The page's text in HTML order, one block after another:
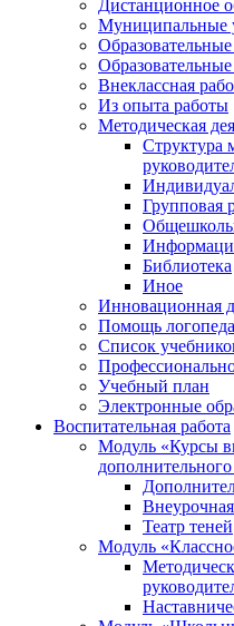
Дистанционное
Муниципальные
Внеклассная
Из опыта работы
Методическая
Структура
Групповая
Библиотека
Иное
Инновационная
Помощь логопеда
Список
Учебный план
Электронные
Воспитательная работа
Модуль «Курсы
Театр теней
Модуль